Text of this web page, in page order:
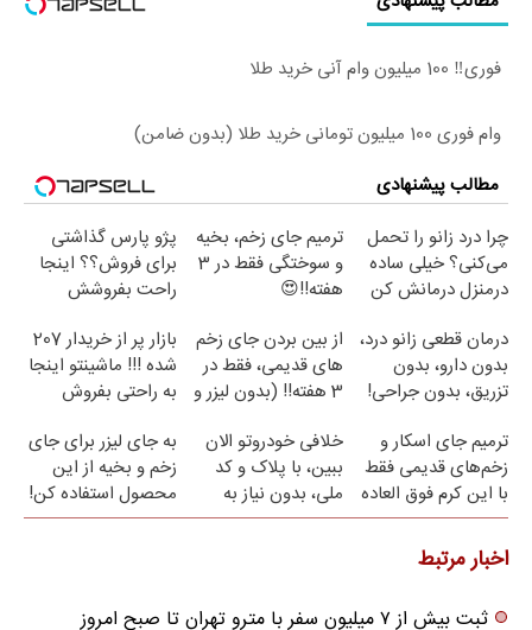
فوری‼️ 100 میلیون وام آنی خرید طلا
وام فوری 100 میلیون تومانی خرید طلا (بدون ضامن)
مطالب پیشنهادی
چرا درد زانو را تحمل
می‌کنی؟ خیلی ساده
درمنزل درمانش کن
ترمیم جای زخم، بخیه
و سوختگی فقط در 3
هفته!!😍
پژو پارس گذاشتی
برای فروش؟؟ اینجا
راحت بفروشش
درمان قطعی زانو درد،
بدون دارو، بدون
تزریق، بدون جراحی!
از بین بردن جای زخم
های قدیمی، فقط در
3 هفته!! (بدون لیزر و
بازار پر از خریدار 207
شده !!! ماشینتو اینجا
به راحتی بفروش
ترمیم جای اسکار و
زخم‌های قدیمی فقط
با این کرم فوق العاده
😍(مشاوره)
خلافی خودروتو الان
ببین، با پلاک و کد
ملی، بدون نیاز به
مراجعه حضوری
به جای لیزر برای جای
زخم و بخیه از این
محصول استفاده کن!
اخبار مرتبط
ثبت بیش از ۷ میلیون سفر با مترو تهران تا صبح امروز